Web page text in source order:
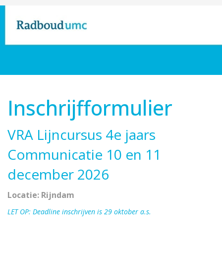
Inschrijfformulier
VRA Lijncursus 4e jaars
Communicatie 10 en 11
december 2026
Locatie: Rijndam
LET OP: Deadline inschrijven is 29 oktober a.s.